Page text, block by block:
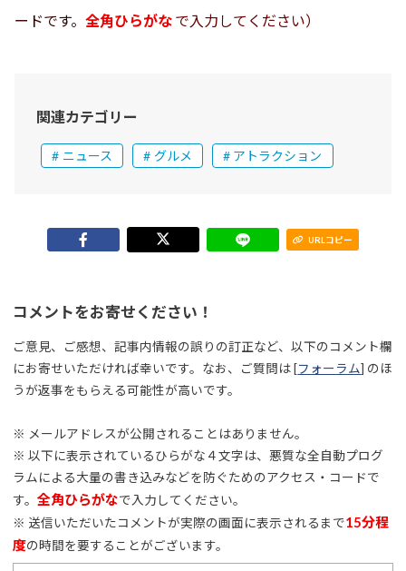
ードです。 全角ひらがな で入力してください）
関連カテゴリー
ニュース グルメ アトラクション
URLコピー
コメントをお寄せください！
ご意見、ご感想、記事内情報の誤りの訂正など、以下のコメント欄
にお寄せいただければ幸いです。なお、ご質問は [フォーラム] のほ
うが返事をもらえる可能性が高いです。
※ メールアドレスが公開されることはありません。
※ 以下に表示されているひらがな４文字は、悪質な全自動プログ
ラムによる大量の書き込みなどを防ぐためのアクセス・コードで
す。全角ひらがなで入力してください。
※ 送信いただいたコメントが実際の画面に表示されるまで15分程
度の時間を要することがございます。